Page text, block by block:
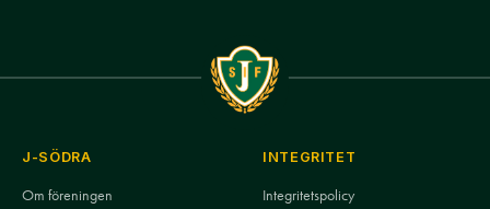
J-SÖDRA
Om föreningen
INTEGRITET
Integritetspolicy